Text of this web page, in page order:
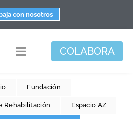
con nosotros
Toggle
Fundación
Centros
COLABORA
Fundación
Rehabilitación Espacio AZ